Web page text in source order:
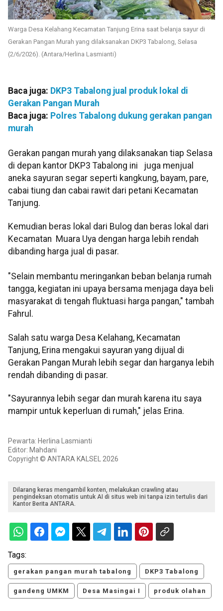
Warga Desa Kelahang Kecamatan Tanjung Erina saat belanja sayur di
Gerakan Pangan Murah yang dilaksanakan DKP3 Tabalong, Selasa
(2/6/2026). (Antara/Herlina Lasmianti)
Baca juga: DKP3 Tabalong jual produk lokal di
Gerakan Pangan Murah
Baca juga: Polres Tabalong dukung gerakan pangan
murah
Gerakan pangan murah yang dilaksanakan tiap Selasa
di depan kantor DKP3 Tabalong ini juga menjual
aneka sayuran segar seperti kangkung, bayam, pare,
cabai tiung dan cabai rawit dari petani Kecamatan
Tanjung.
Kemudian beras lokal dari Bulog dan beras lokal dari
Kecamatan Muara Uya dengan harga lebih rendah
dibanding harga jual di pasar.
"Selain membantu meringankan beban belanja rumah
tangga, kegiatan ini upaya bersama menjaga daya beli
masyarakat di tengah fluktuasi harga pangan," tambah
Fahrul.
Salah satu warga Desa Kelahang, Kecamatan
Tanjung, Erina mengakui sayuran yang dijual di
Gerakan Pangan Murah lebih segar dan harganya lebih
rendah dibanding di pasar.
"Sayurannya lebih segar dan murah karena itu saya
mampir untuk keperluan di rumah," jelas Erina.
Pewarta: Herlina Lasmianti
Editor: Mahdani
Copyright © ANTARA KALSEL 2026
Dilarang keras mengambil konten, melakukan crawling atau
pengindeksan otomatis untuk AI di situs web ini tanpa izin tertulis dari
Kantor Berita ANTARA.
Tags:
gerakan pangan murah tabalong DKP3 Tabalong
gandeng UMKM Desa Masingai I produk olahan